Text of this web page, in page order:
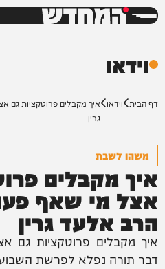
המחדש
וידאו
דף הבית וידאו איך מקבלים פרוטקציות גם
גרין
משהו לשבת
איך מקבלים
אצל מי שאף
הרב אלעד גרין
איך מקבלים פרוטקציות גם
דבר תורה נפלא לפרשת השבוע